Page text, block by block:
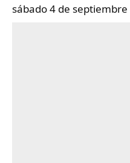
sábado 4 de septiembre